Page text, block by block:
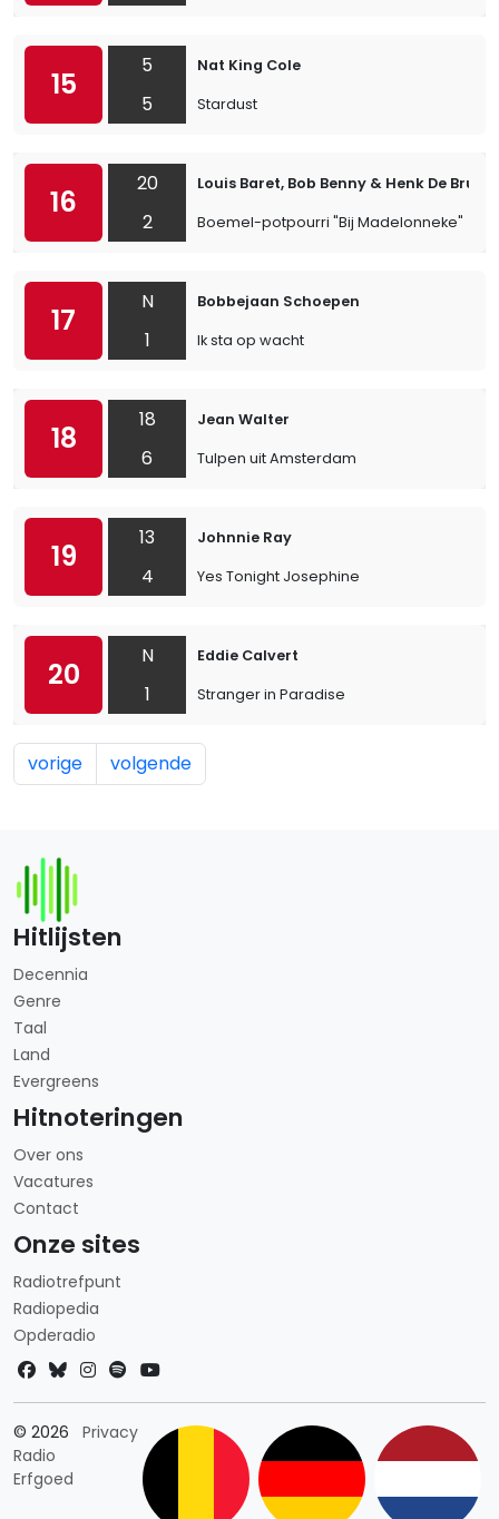
15
5
5
Nat King Cole
Stardust
16
20
2
Louis Baret, Bob Benny & Henk De Bruin
Boemel-potpourri "Bij Madelonneke"
17
N
1
Bobbejaan Schoepen
Ik sta op wacht
18
18
6
Jean Walter
Tulpen uit Amsterdam
19
13
4
Johnnie Ray
Yes Tonight Josephine
20
N
1
Eddie Calvert
Stranger in Paradise
vorige volgende
Hitlijsten
Decennia
Genre
Taal
Land
Evergreens
Hitnoteringen
Over ons
Vacatures
Contact
Onze sites
Radiotrefpunt
Radiopedia
Opderadio
© 2026
Radio
Erfgoed
PrivacyLandkeuze